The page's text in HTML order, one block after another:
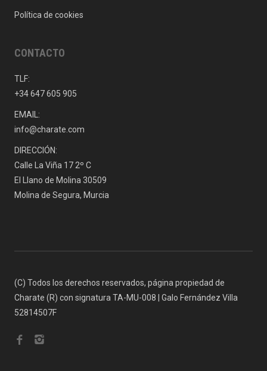
Política de cookies
CONTACTO
TLF:
+34 647 605 905
EMAIL:
info@charate.com
DIRECCIÓN:
Calle La Viña 17 2º C
El Llano de Molina 30509
Molina de Segura, Murcia
(C) Todos los derechos reservados, página propiedad de
Charate (R) con signatura TA-MU-008 | Galo Fernández Villa
52814507F